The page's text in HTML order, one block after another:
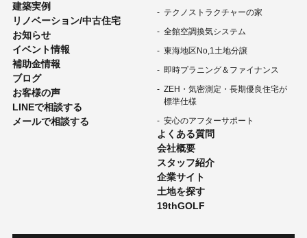
建築実例
リノベーション/中古住宅
お知らせ
イベント情報
補助金情報
ブログ
お客様の声
LINEで相談する
メールで相談する
テクノストラクチャーの家
全館空調換気システム
東海地区No,1土地分譲
即時プラニング＆ファイナンス
ZEH・気密測定・長期優良住宅が
標準仕様
安心のアフターサポート
よくある質問
会社概要
スタッフ紹介
企業サイト
土地を探す
19thGOLF